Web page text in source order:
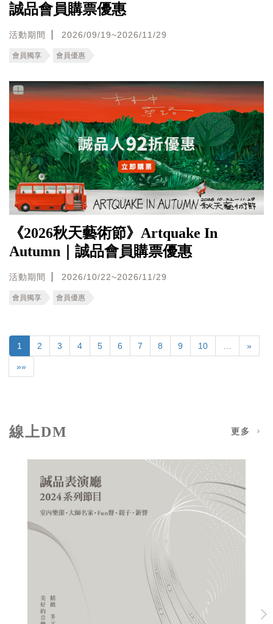
誠品會員購票優惠
活動期間 2026/09/19~2026/11/29
會員獨享 會員優惠
《2026秋天藝術節》Artquake In
Autumn｜誠品會員購票優惠
活動期間 2026/10/22~2026/11/29
會員獨享 會員優惠
1 2 3 4 5 6 7 8 9 10 »
»»
線上DM 更多